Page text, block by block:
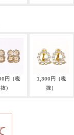
円（税
抜）
1,300円（税
抜）